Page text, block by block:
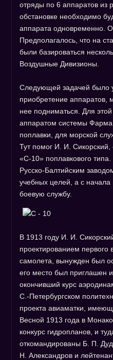
отряды по 6 аппаратов из
обстановке необходимо
аппарата одновременно.
Предполагалось, что на
были базироваться
Воздушные Дивизионы.
Следующей задачей было
приобретение аппаратов,
нее подниматься. Для
аппаратом системы
поплавки, для морской
Тут помог И. И. Сикорский,
«С-10» поплавкового
Русско-Балтийским
учебных целей, а с
боевую службу.
В 1913 году И. И.
проектированием первого
самолета, вынужден был
его место был приглашен
окончивший курс
С.-Петербургском
проекта авиаматки,
Весной 1913 года в
конкурс гидропланов, и
откомандированы Б. П.
Н. Александров и